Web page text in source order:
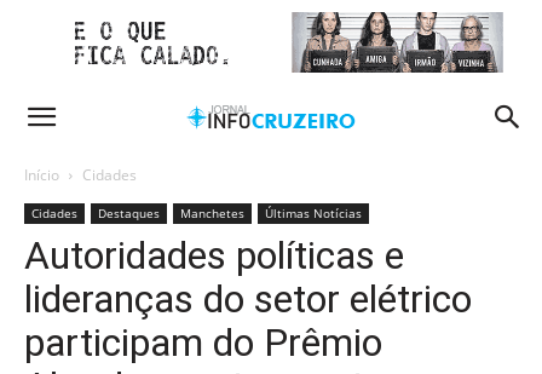
Início Cidades
Cidades Destaques Manchetes Últimas Notícias
Autoridades políticas e
lideranças do setor elétrico
participam do Prêmio